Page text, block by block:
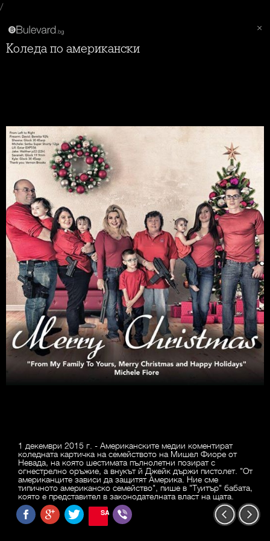
/
Коледа по американски
1 декември 2015 г. - Американските медии коментират
коледната картичка на семейството на Мишел Фиоре от
Невада, на която шестимата пълнолетни позират с
огнестрелно оръжие, а внукът й Джейк държи пистолет. "От
американците зависи да защитят Америка. Ние сме
типичното американско семейство", пише в "Туитър" бабата,
която е представител в законодателната власт на щата.
SAVE